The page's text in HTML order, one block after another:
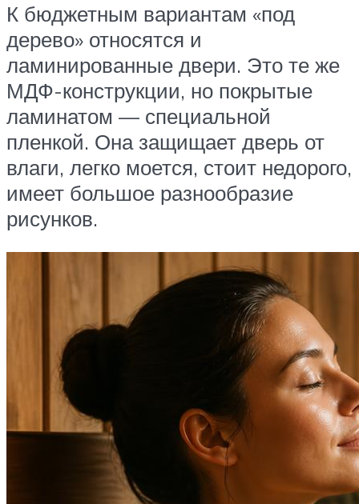
К бюджетным вариантам «под
дерево» относятся и
ламинированные двери. Это те же
МДФ-конструкции, но покрытые
ламинатом — специальной
пленкой. Она защищает дверь от
влаги, легко моется, стоит недорого,
имеет большое разнообразие
рисунков.